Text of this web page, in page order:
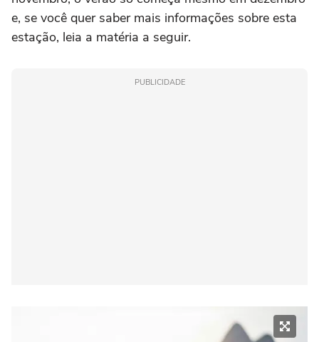
e, se você quer saber mais informações sobre esta
estação, leia a matéria a seguir.
PUBLICIDADE